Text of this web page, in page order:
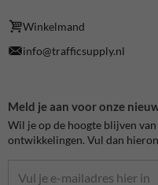
Winkelmand
info@trafficsupply.nl
Meld je aan voor onze
Wil je op de hoogte blijven
ontwikkelingen. Vul dan